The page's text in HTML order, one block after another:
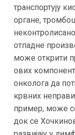
транспортују
органе,
отпадне
може открити
ових
онколога да
крвних
пример, може
док се